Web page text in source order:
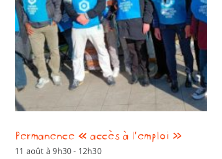
Permanence « accès à l’emploi »
11 août à 9h30- 12h30